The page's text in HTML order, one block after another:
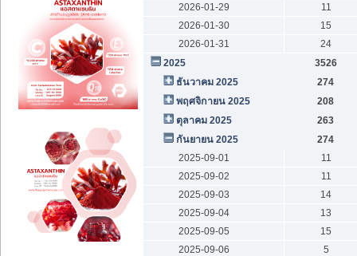
2026-01-29
11
2026-01-30
15
2026-01-31
24
2025
3526
ธันวาคม 2025
274
พฤศจิกายน 2025
208
ตุลาคม 2025
263
กันยายน 2025
274
2025-09-01
11
2025-09-02
11
2025-09-03
14
2025-09-04
13
2025-09-05
15
2025-09-06
5